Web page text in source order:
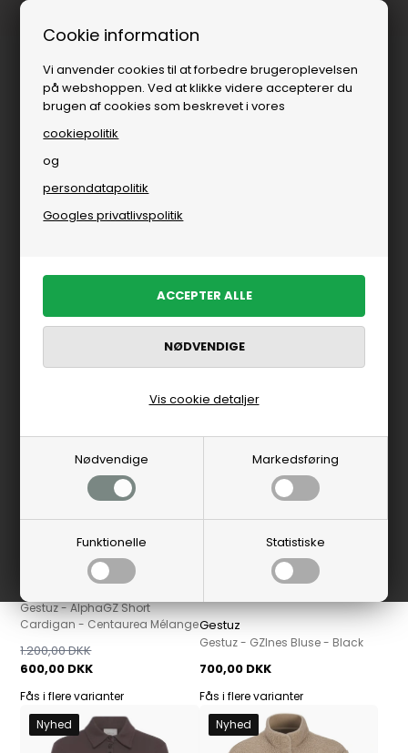
Cookie information
Vi anvender cookies til at forbedre brugeroplevelsen
på webshoppen. Ved at klikke videre accepterer du
brugen af cookies som beskrevet i vores
cookiepolitik
og
persondatapolitik
Googles privatlivspolitik
Nødvendige Markedsføring
Funktionelle Statistiske
Vis cookie detaljer
Brands
FILTRER PRODUKTER
Gestuz
Gestuz - AlphaGZ Short
Cardigan - Centaurea Mélange
600,00 DKK
1.200,00 DKK
Fås i flere varianter
Gestuz
Gestuz - GZInes Bluse - Black
700,00 DKK
Fås i flere varianter
Nyhed
Nyhed